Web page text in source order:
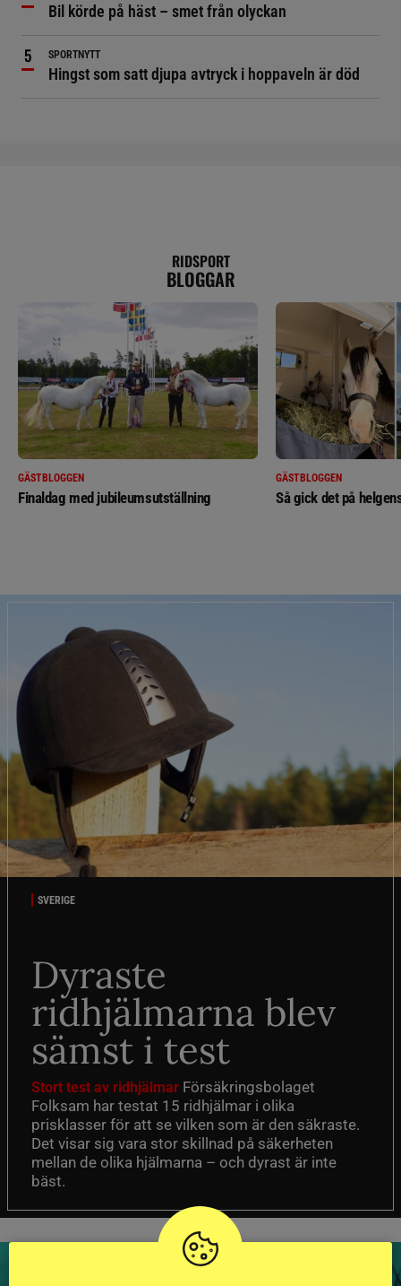
Bil körde på häst – smet från olyckan
SPORTNYTT
Hingst som satt djupa avtryck i hoppaveln är död
RIDSPORT
BLOGGAR
GÄSTBLOGGEN
Finaldag med jubileumsutställning
GÄSTBLOGGEN
Så gick det på
SVERIGE
Dyraste
ridhjälmarna blev
sämst i test
Stort test av ridhjälmar Försäkringsbolaget
Folksam har testat 15 ridhjälmar i olika
prisklasser för att se vilken som är den säkraste.
Det visar sig vara stor skillnad på säkerheten
mellan de olika hjälmarna – och dyrast är inte
bäst.